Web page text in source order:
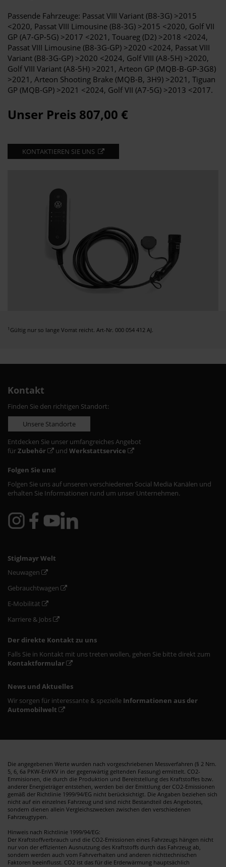
Passende Fahrzeuge: Passat VIII Variant (B8-3G) >2015
<2020, Passat VIII Limousine (B8-3G) >2015 <2020, Golf VII
GP (A7-GP-5G) >2017 <2021, Touareg (D2) >2018 <2024,
Passat VIII Limousine (B8-3G-GP) >2020 <2024, Passat VIII
Variant (B8-3G-GP) >2020 <2024, Golf VIII (A8-5H) >2020,
Golf VIII Variant (A8-5H) >2021, Arteon GP (MQB-B-GP-3G8)
>2021, Arteon Shooting Brake (MQB-B, 3H9) >2021, Tiguan
GP (MQB-GP) >2021 <2024, Golf VII (A7-5G) >2013 <2017.
Unser Preis 807,00 €
KONTAKTIEREN SIE UNS
1 Gültig nur so lange Vorrat reicht. Art-Nr. 000 054 412 AJ.
Kontakt
Finden Sie den richtigen Standort:
Unsere Standorte
Entdecken Sie unser umfangreiches Angebot
fürZubehör und Werkstattservice
Folgen Sie uns!
Folgen Sie uns auf unseren verschiedenen Social Media Kanälen und
erhalten Sie Informationen rund um unser Unternehmen.
Stiglmayr Welt
Neuwagen
Gebrauchtwagen
E-Mobilität
Karriere & Jobs
Der direkte Kontakt zu uns
Falls Sie in Kontakt mit uns treten wollen, gehen Sie bitte direkt zum
Kontaktformular
News und Aktuelles
Wir sorgen für interessante & spezielle Informationen aus der
Automobilwelt
Die angegebenen Werte wurden nach vorgeschriebenen Messverfahren (§ 2 Nrn.
5, 6, 6a PKW-EnVKV in der gegenwärtig geltenden Fassung) ermittelt. CO2-
Emmisionen, die durch die Produktion und Bereitstellung des Kraftstoffes bzw.
anderer Energieträger entstehen, werden bei der Emittlung der CO2-Emissionen
gemäß der Richtlinie 1999/94/EG nicht berücksichtigt. Die Angaben beziehen sich
nicht auf ein einzelnes Fahrzeug und sind nicht Bestandteil des Angebotes,
sondern dienen allein Vergleichszwecken zwischen den verschiedenen
Fahrzeugtypen.
Hinweis nach Richtlinie 1999/94/EG:
Der Kraftstoffverbrauch und die CO2-Emissionen eines Fahrzeugs hängen nicht
nur von der effizienten Ausnutzung des Kraftstoffs durch das Fahrzeug ab,
sondern werden auch vom Fahrverhalten und anderen nichttechnischen
Faktoren beeinflusst. CO2 ist das für die Erderwärmung hauptsächlich